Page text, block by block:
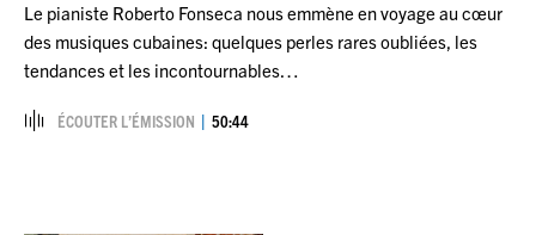
Le pianiste Roberto Fonseca nous emmène en voyage au cœur
des musiques cubaines: quelques perles rares oubliées, les
tendances et les incontournables…
ÉCOUTER L’ÉMISSION 50:44